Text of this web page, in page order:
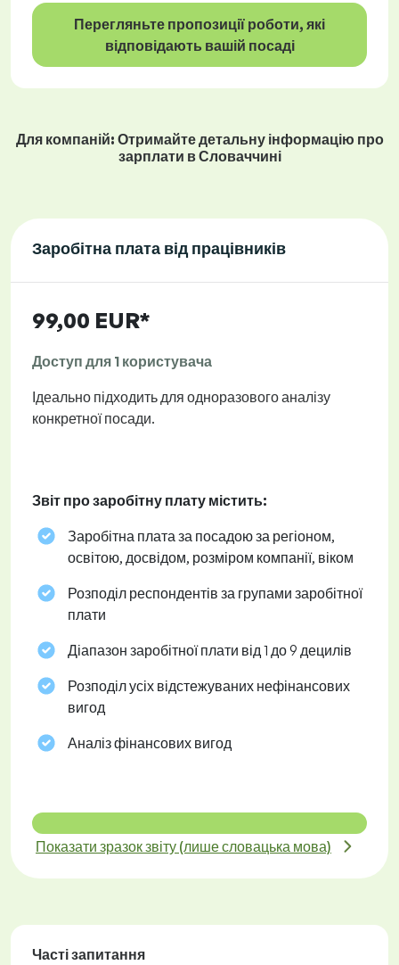
Перегляньте пропозиції роботи, які
відповідають вашій посаді
Для компаній: Отримайте детальну інформацію про
зарплати в Словаччині
Заробітна плата від працівників
99,00 EUR*
Доступ для 1 користувача
Ідеально підходить для одноразового аналізу
конкретної посади.
Звіт про заробітну плату містить:
Заробітна плата за посадою за регіоном,
освітою, досвідом, розміром компанії, віком
Розподіл респондентів за групами заробітної
плати
Діапазон заробітної плати від 1 до 9 децилів
Розподіл усіх відстежуваних нефінансових
вигод
Аналіз фінансових вигод
Показати зразок звіту (лише словацька мова)
Часті запитання